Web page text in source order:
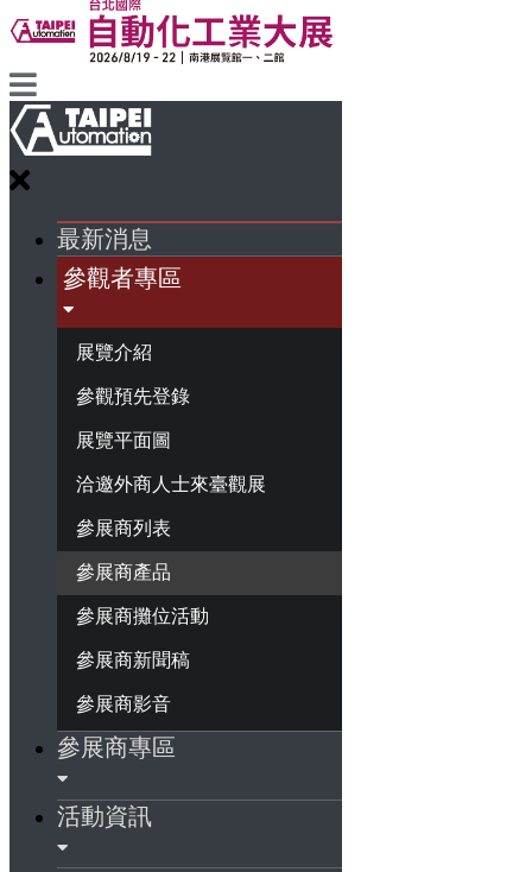
最新消息
參觀者專區
展覽介紹
參觀預先登錄
展覽平面圖
洽邀外商人士來臺觀展
參展商列表
參展商產品
參展商攤位活動
參展商新聞稿
參展商影音
參展商專區
活動資訊